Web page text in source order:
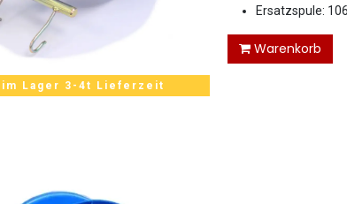
im Lager 3-4t Lieferzeit
Ersatzspule:
Warenkorb